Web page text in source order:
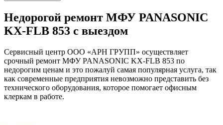
Недорогой ремонт МФУ PANASONIC
KX-FLB 853 с выездом
Сервисный центр ООО «АРН ГРУПП» осуществляет
срочный ремонт МФУ PANASONIC KX-FLB 853 по
недорогим ценам и это пожалуй самая популярная услуга, так
как современные предприятия невозможно представить без
технического оборудования, которое помогает офисным
клеркам в работе.